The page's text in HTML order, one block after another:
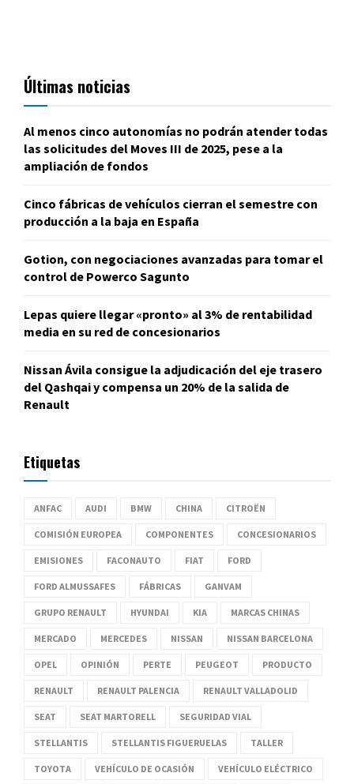
Últimas noticias
Al menos cinco autonomías no podrán atender todas
las solicitudes del Moves III de 2025, pese a la
ampliación de fondos
Cinco fábricas de vehículos cierran el semestre con
producción a la baja en España
Gotion, con negociaciones avanzadas para tomar el
control de Powerco Sagunto
Lepas quiere llegar «pronto» al 3% de rentabilidad
media en su red de concesionarios
Nissan Ávila consigue la adjudicación del eje trasero
del Qashqai y compensa un 20% de la salida de
Renault
Etiquetas
ANFAC AUDI BMW CHINA CITROËN
COMISIÓN EUROPEA COMPONENTES CONCESIONARIOS
EMISIONES FACONAUTO FIAT FORD
FORD ALMUSSAFES FÁBRICAS GANVAM
GRUPO RENAULT HYUNDAI KIA MARCAS CHINAS
MERCADO MERCEDES NISSAN NISSAN BARCELONA
OPEL OPINIÓN PERTE PEUGEOT PRODUCTO
RENAULT RENAULT PALENCIA RENAULT VALLADOLID
SEAT SEAT MARTORELL SEGURIDAD VIAL
STELLANTIS STELLANTIS FIGUERUELAS TALLER
TOYOTA VEHÍCULO DE OCASIÓN VEHÍCULO ELÉCTRICO